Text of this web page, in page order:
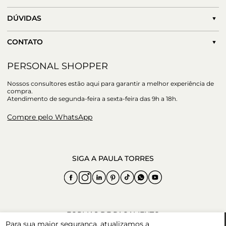
Para sua maior segurança, atualizamos a
DÚVIDAS
CONTATO
PERSONAL SHOPPER
Nossos consultores estão aqui para garantir a melhor experiência de
compra.
Atendimento de segunda-feira a sexta-feira das 9h a 18h.
Compre pelo WhatsApp